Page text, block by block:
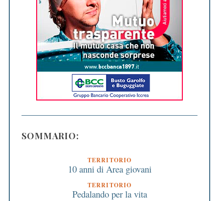
SOMMARIO:
TERRITORIO
10 anni di Area giovani
TERRITORIO
Pedalando per la vita